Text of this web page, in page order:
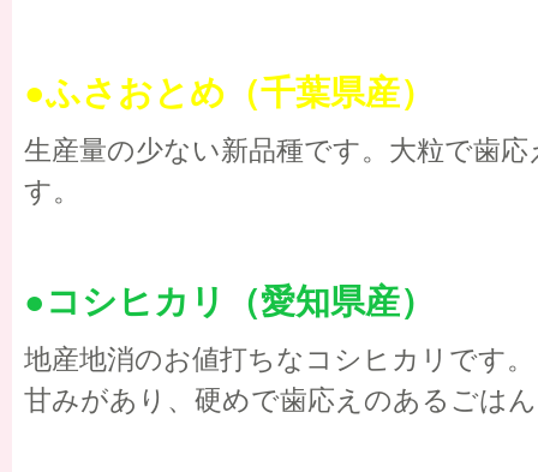
●ふさおとめ（千葉県産）
生産量の少ない新品種です。大粒で歯
す。
●コシヒカリ（愛知県産）
地産地消のお値打ちなコシヒカリです。
甘みがあり、硬めで歯応えのあるごは